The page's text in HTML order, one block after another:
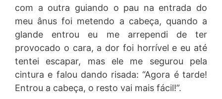
com a outra guiando o pau na entrada do
meu ânus foi metendo a cabeça, quando a
glande entrou eu me arrependi de ter
provocado o cara, a dor foi horrível e eu até
tentei escapar, mas ele me segurou pela
cintura e falou dando risada: “Agora é tarde!
Entrou a cabeça, o resto vai mais fácil!”.